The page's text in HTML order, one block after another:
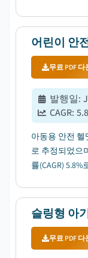
어린이 안
무료 PDF 다
발행일:
CAGR: 5.8
아동용 안전 헬
로 추정되었으
률(CAGR)
슬링형 아
무료 PDF 다